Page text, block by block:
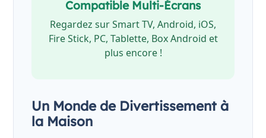
Compatible Multi-Écrans
Regardez sur Smart TV, Android, iOS,
Fire Stick, PC, Tablette, Box Android et
plus encore !
Un Monde de Divertissement à
la Maison